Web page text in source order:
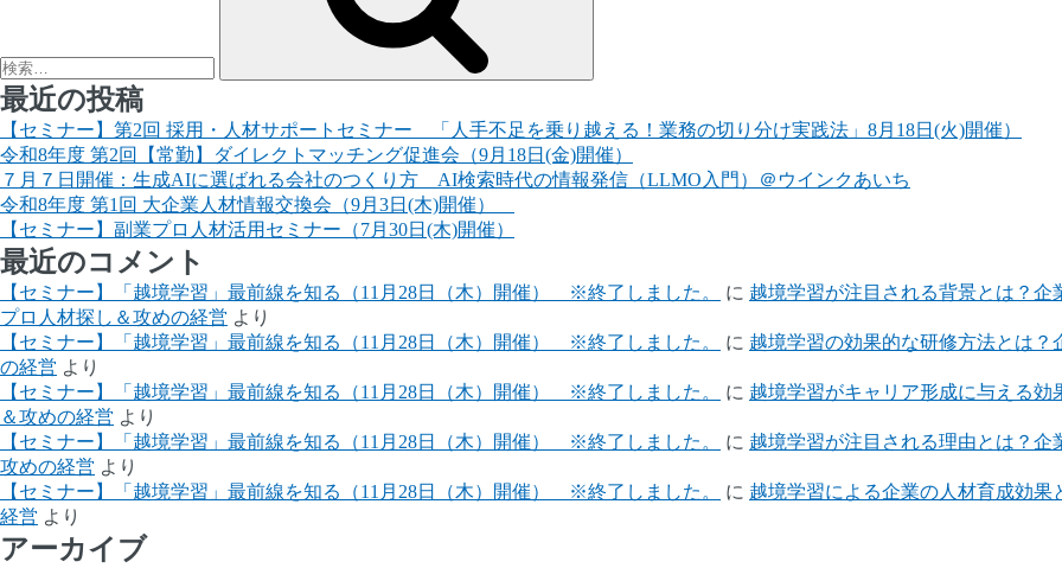
最近の投稿
【セミナー】第2回 採用・人材サポートセミナー 「人手不足を乗り越える！業務の切り分け実践法」8月18日(火)開催）
令和8年度 第2回【常勤】ダイレクトマッチング促進会（9月18日(金)開催）
７月７日開催：生成AIに選ばれる会社のつくり方 AI検索時代の情報発信（LLMO入門）＠ウインクあいち
令和8年度 第1回 大企業人材情報交換会（9月3日(木)開催）
【セミナー】副業プロ人材活用セミナー（7月30日(木)開催）
最近のコメント
【セミナー】「越境学習」最前線を知る（11月28日（木）開催） ※終了しました。 に 越境学習が注目される背景とは？
プロ人材探し＆攻めの経営 より
【セミナー】「越境学習」最前線を知る（11月28日（木）開催） ※終了しました。
に 越境学習の効果的な研修方法とは
の経営 より
【セミナー】「越境学習」最前線を知る（11月28日（木）開催） ※終了しました。
に 越境学習がキャリア形成に与える
＆攻めの経営 より
【セミナー】「越境学習」最前線を知る（11月28日（木）開催） ※終了しました。
に 越境学習が注目される理由とは？
攻めの経営 より
【セミナー】「越境学習」最前線を知る（11月28日（木）開催） ※終了しました。
に 越境学習による企業の人材育成効
経営 より
アーカイブ